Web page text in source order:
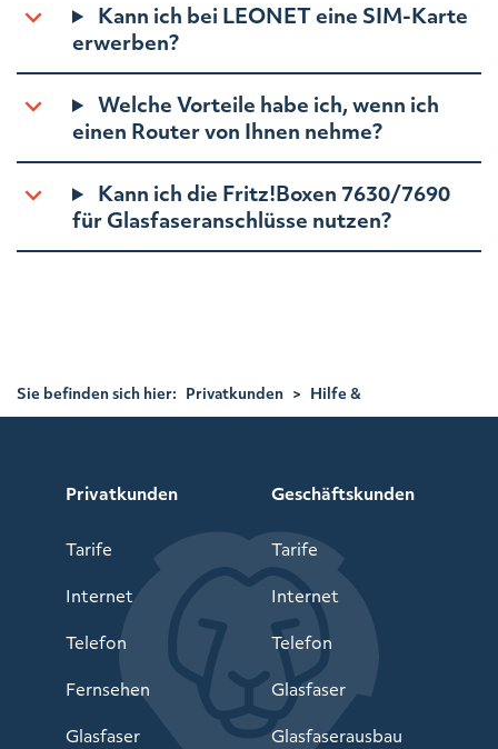
Kann ich bei LEONET eine SIM-Karte
erwerben?
Welche Vorteile habe ich, wenn ich
einen Router von Ihnen nehme?
Kann ich die Fritz!Boxen 7630/7690
für Glasfaseranschlüsse nutzen?
Sie befinden sich hier: Privatkunden > Hilfe &
Privatkunden
Tarife
Internet
Telefon
Fernsehen
Glasfaser
Geschäftskunden
Tarife
Internet
Telefon
Glasfaser
Glasfaserausbau